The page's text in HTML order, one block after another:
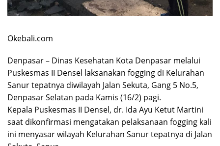
Okebali.com
Denpasar – Dinas Kesehatan Kota Denpasar melalui
Puskesmas II Densel laksanakan fogging di Kelurahan
Sanur tepatnya diwilayah Jalan Sekuta, Gang 5 No.5,
Denpasar Selatan pada Kamis (16/2) pagi.
Kepala Puskesmas II Densel, dr. Ida Ayu Ketut Martini
saat dikonfirmasi mengatakan pelaksanaan fogging kali
ini menyasar wilayah Kelurahan Sanur tepatnya di Jalan